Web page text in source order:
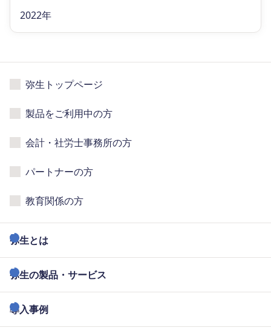
2022年
弥生トップページ
製品をご利用中の方
会計・社労士事務所の方
パートナーの方
教育関係の方
弥生とは
弥生の製品・サービス
導入事例